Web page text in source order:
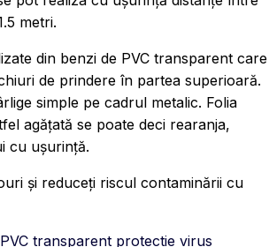
metri.
din benzi de PVC transparent care
de prindere în partea superioară.
simple pe cadrul metalic. Folia
agățată se poate deci rearanja,
cu ușurință.
și reduceți riscul contaminării cu